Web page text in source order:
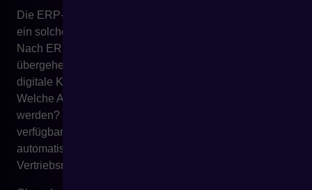
Die ERP-Implementierung ist oft ein guter Moment für
ein solches Gespräch, sollte es aber nicht beenden.
Nach ERP sollte das Unternehmen zur nächsten Ebene
übergehen: Wie übersetzen sich diese Prozesse in
digitale Kanäle? Wie sieht der Kundenpfad aus?
Welche Aktivitäten können in Self-Service verlagert
werden? Welche Informationen sollten im E-Commerce
verfügbar sein? Welche Entscheidungen sollten
automatisch sein? Wo wird weiterhin der
Vertriebsmitarbeiter benötigt?